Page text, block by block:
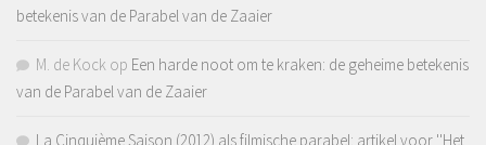
betekenis van de Parabel van de Zaaier
M. de Kock op Een harde noot om te kraken: de geheime betekenis
van de Parabel van de Zaaier
La Cinquième Saison (2012) als filmische parabel: artikel voor ''Het